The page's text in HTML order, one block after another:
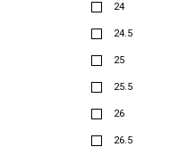
24
24.5
25
25.5
26
26.5